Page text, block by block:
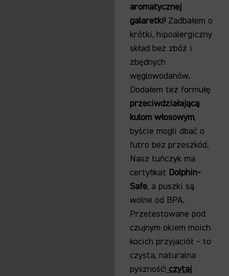
aromatycznej
galaretki! Zadbałem o
krótki, hipoalergiczny
skład bez zbóż i
zbędnych
węglowodanów.
Dodałem też formułę
przeciwdziałającą
kulom włosowym,
byście mogli dbać o
futro bez przeszkód.
Nasz tuńczyk ma
certyfikat Dolphin-
Safe, a puszki są
wolne od BPA.
Przetestowane pod
czujnym okiem moich
kocich przyjaciół – to
czysta, naturalna
pyszność! czytaj